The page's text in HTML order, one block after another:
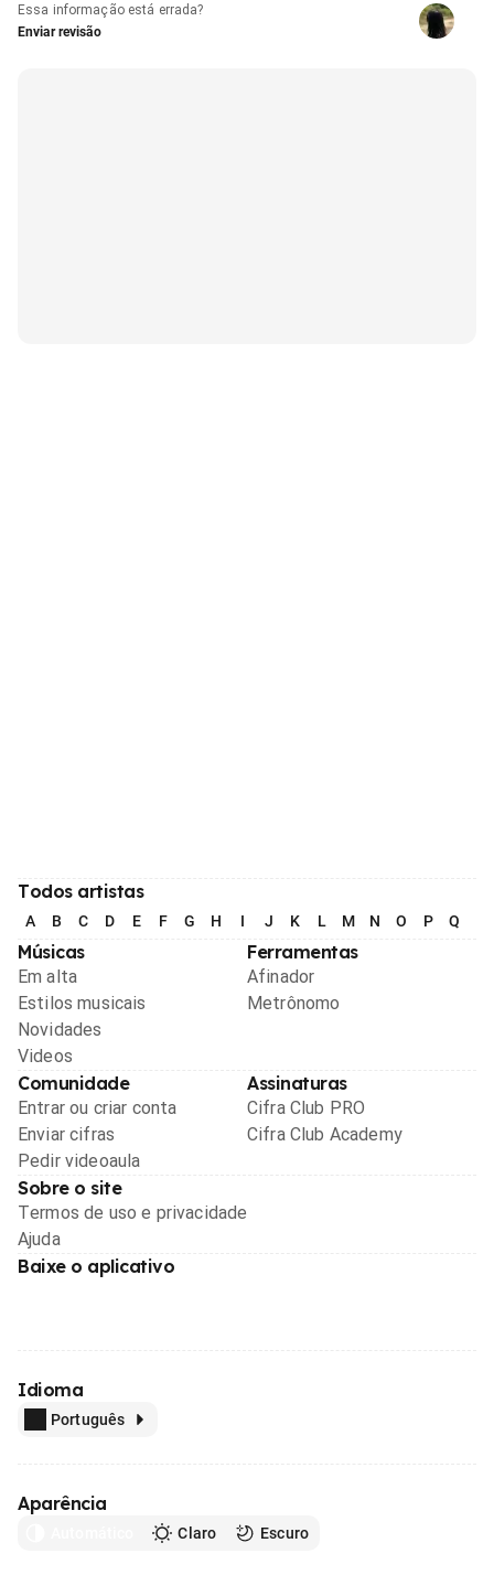
Essa informação está errada?
Enviar revisão
Todos artistas
A B C D E F G H I J K L M N O P Q
Músicas
Em alta
Estilos musicais
Novidades
Videos
Ferramentas
Afinador
Metrônomo
Comunidade
Entrar ou criar conta
Enviar cifras
Pedir videoaula
Assinaturas
Cifra Club PRO
Cifra Club Academy
Sobre o site
Termos de uso e privacidade
Ajuda
Baixe o aplicativo
Idioma
Português
Aparência
Claro Escuro